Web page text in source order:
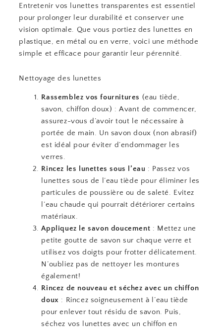
Entretenir vos lunettes transparentes est essentiel
pour prolonger leur durabilité et conserver une
vision optimale. Que vous portiez des lunettes en
plastique, en métal ou en verre, voici une méthode
simple et efficace pour garantir leur pérennité.
Nettoyage des lunettes
Rassemblez vos fournitures (eau tiède,
savon, chiffon doux) : Avant de commencer,
assurez-vous d’avoir tout le nécessaire à
portée de main. Un savon doux (non abrasif)
est idéal pour éviter d’endommager les
verres.
Rincez les lunettes sous l’eau : Passez vos
lunettes sous de l’eau tiède pour éliminer les
particules de poussière ou de saleté. Evitez
l’eau chaude qui pourrait détériorer certains
matériaux.
Appliquez le savon doucement : Mettez une
petite goutte de savon sur chaque verre et
utilisez vos doigts pour frotter délicatement.
N’oubliez pas de nettoyer les montures
également!
Rincez de nouveau et séchez avec un chiffon
doux : Rincez soigneusement à l’eau tiède
pour enlever tout résidu de savon. Puis,
séchez vos lunettes avec un chiffon en